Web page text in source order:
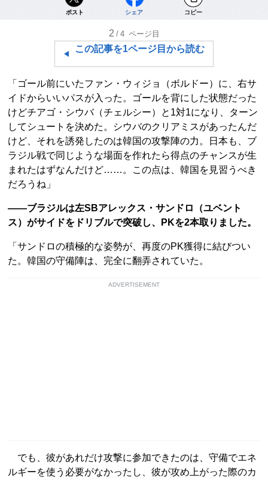
ポスト シェア コピー
2 /4 ページ目
この記事を1ページ目から読む
「ゴール前にいたファン・ウィジョ（ボルドー）に、右サ
イドからいいパスが入った。ゴールを背にした状態だった
けどチアゴ・シウバ（チェルシー）と1対1になり、ターン
してシュートを決めた。シウバのクリアミスがあったんだ
けど、それを誘発したのは韓国の攻撃陣の力。日本も、ブ
ラジル戦で同じような場面を作れたら得点のチャンスが生
まれたはずなんだけど……。この点は、韓国を見習うべき
だろうね」
――ブラジルは左SBアレックス・サンドロ（ユベント
ス）がサイドをドリブルで突破し、PKを2本取りました。
「サンドロの積極的な姿勢が、再度のPK獲得に結びつい
た。韓国の守備陣は、完全に翻弄されていた。
ADVERTISEMENT
でも、彼があれだけ攻撃に参加できたのは、守備でエネ
ルギーを使う必要がなかったし、彼が攻め上がった際のカ